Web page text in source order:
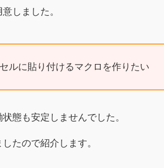
しました。
ルに貼り付けるマクロを作りたい
態も安定しませんでした。
たので紹介します。